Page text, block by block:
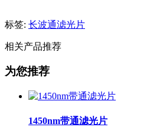
标签: 长波通滤光片
相关产品推荐
为您推荐
1450nm带通滤光片